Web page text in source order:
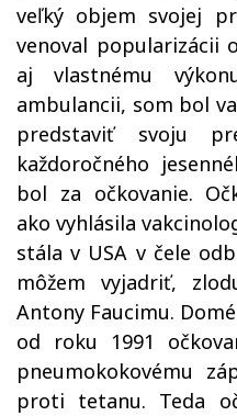
veľký objem svojej
venoval popularizácii
aj vlastnému
ambulancii, som bol
predstaviť svoju
každoročného
bol za očkovanie.
ako vyhlásila
stála v USA v čele
môžem vyjadriť,
Antony Faucimu.
od roku 1991
pneumokokovému
proti tetanu. Teda